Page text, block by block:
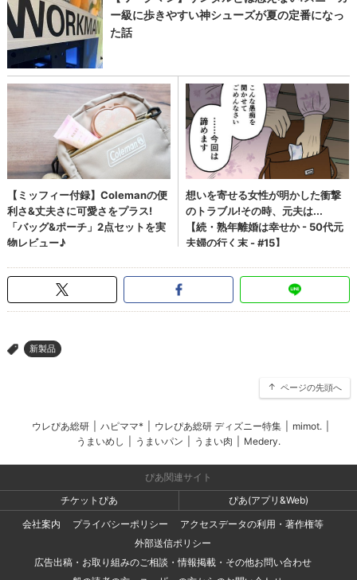
> 新製品
ページの先頭へ
ウレぴあ総研 ハピママ* ウレぴあ総研 ディズニー特集 mimot.
うまいめし
うまいパン うまい肉 Medery.
ぴあ関連サイト
チケットぴあ
ぴあ(アプリ&Web)
会社案内
プライバシーポリシー
アクセスデータの利用・著作権等
外部送信ポリシー
広告出稿・お取り組みのご相談・情報掲載・その他お問い合わせ